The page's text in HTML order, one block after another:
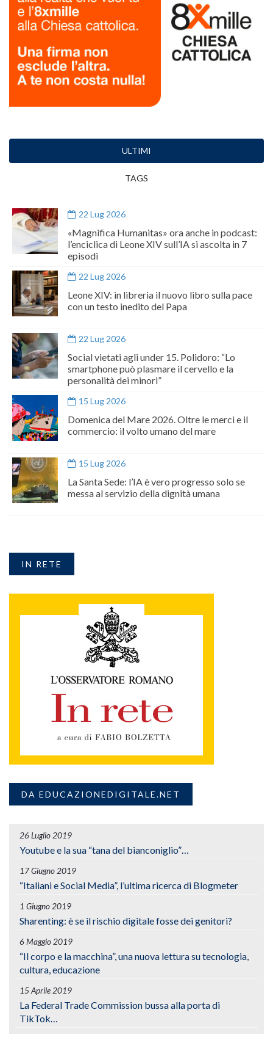
ULTIMI
TAGS
22 Lug 2026
«Magnifica Humanitas» ora anche in podcast:
l’enciclica di Leone XIV sull’IA si ascolta in 7
episodi
22 Lug 2026
Leone XIV: in libreria il nuovo libro sulla pace
con un testo inedito del Papa
22 Lug 2026
Social vietati agli under 15. Polidoro: “Lo
smartphone può plasmare il cervello e la
personalità dei minori”
15 Lug 2026
Domenica del Mare 2026. Oltre le merci e il
commercio: il volto umano del mare
15 Lug 2026
La Santa Sede: l’IA è vero progresso solo se
messa al servizio della dignità umana
IN RETE
DA EDUCAZIONEDIGITALE.NET
26 Luglio 2019
Youtube e la sua “tana del bianconiglio”…
17 Giugno 2019
“Italiani e Social Media”, l’ultima ricerca di Blogmeter
1 Giugno 2019
Sharenting: è se il rischio digitale fosse dei genitori?
6 Maggio 2019
“Il corpo e la macchina”, una nuova lettura su tecnologia,
cultura, educazione
15 Aprile 2019
La Federal Trade Commission bussa alla porta di
TikTok…